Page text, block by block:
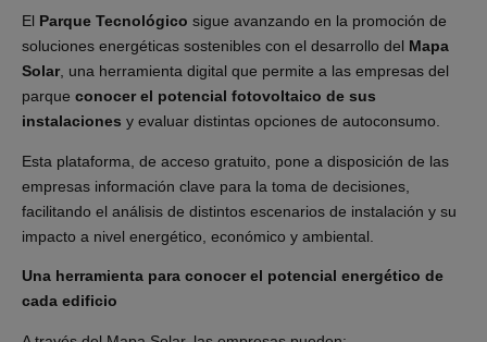
El Parque Tecnológico sigue avanzando en la promoción de
soluciones energéticas sostenibles con el desarrollo del
Mapa
Solar, una herramienta digital que permite a las empresas del
parque conocer el potencial fotovoltaico de sus
instalaciones y evaluar distintas opciones de autoconsumo.
Esta plataforma, de acceso gratuito, pone a disposición de las
empresas información clave para la toma de decisiones,
facilitando el análisis de distintos escenarios de instalación y su
impacto a nivel energético, económico y ambiental.
Una herramienta para conocer el potencial energético de
cada edificio